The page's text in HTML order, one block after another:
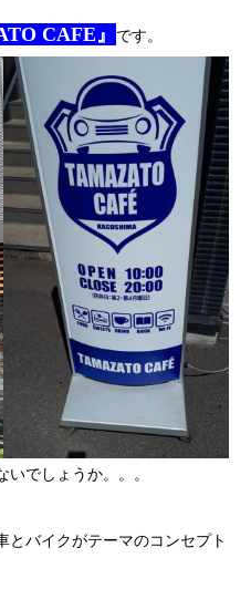
CAFE』 です。
いでしょうか。。。
とバイクがテーマのコンセプト